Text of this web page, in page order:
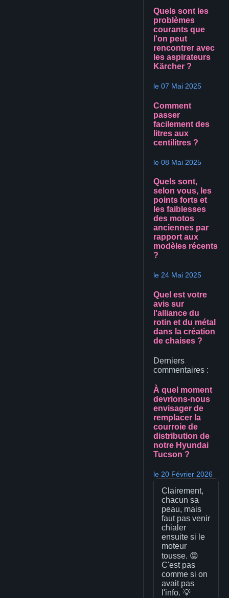
Quels sont les
problèmes
courants que
l'on peut
rencontrer avec
les aspirateurs
Kärcher ?
le 07 Mai 2025
Comment
passer
facilement des
litres aux
centilitres ?
le 08 Mai 2025
Quels sont,
selon vous, les
points forts et
les faiblesses
des motos
anciennes par
rapport aux
modèles récents
?
le 24 Mai 2025
Quel est votre
avis sur
l'alliance du
rotin et du métal
dans la création
de chaises ?
Derniers
commentaires :
À quel moment
devrions-nous
envisager de
remplacer la
courroie de
distribution de
notre Hyundai
Tucson ?
le 20 Février 2026
Clairement,
chacun sa
peau, mais
faut pas venir
chialer
ensuite si le
moteur
tousse. 😡
C'est pas
comme si on
avait pas
l'info. 💡